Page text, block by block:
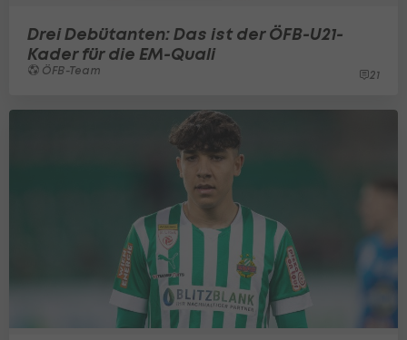
Drei Debütanten: Das ist der ÖFB-U21-
Kader für die EM-Quali
ÖFB-Team 21